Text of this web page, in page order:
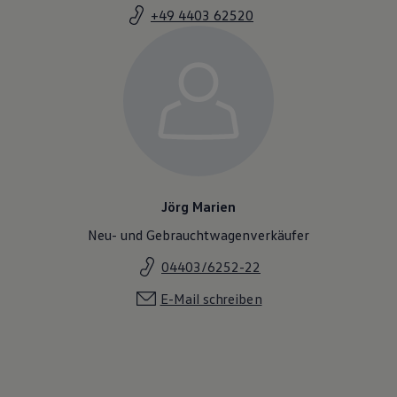
+49 4403 62520
Jörg Marien
Neu- und Gebrauchtwagenverkäufer
04403/6252-22
E-Mail schreiben